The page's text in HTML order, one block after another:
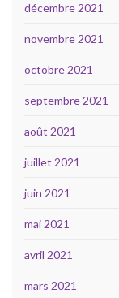
décembre 2021
novembre 2021
octobre 2021
septembre 2021
août 2021
juillet 2021
juin 2021
mai 2021
avril 2021
mars 2021